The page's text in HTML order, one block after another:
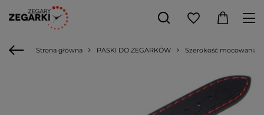
Strona główna PASKI DO ZEGARKÓW Szerokość mocowania